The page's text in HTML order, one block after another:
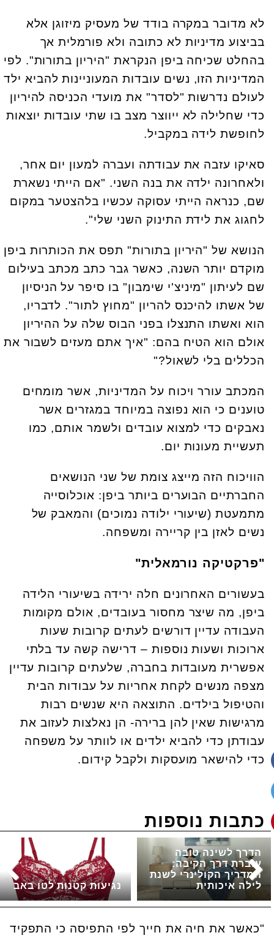
לא מדובר במקרה בודד של מעסיק מיזוגן אלא
בביצוע מדיניות לא כתובה ולא פורמלית אך
בהחלט שכיחה ביפן הנקראת "היריון בתורות". לפי
המדיניות הזו, נשים עובדות המעוניינות להביא ילד
לעולם נדרשות "לסדר" את מועדי הכניסה להיריון
כדי שחלילה לא ייווצר מצב בו שתי עובדות יוצאות
לחופשת לידה במקביל.
סאיקו עזבה את עבודתה ועברה למעון יום אחר,
ולאחרונה ילדה את בנה השני. "אם הייתי נשארת
שם, כנראה הייתי עסוקה עכשיו בלהצטער במקום
לחגוג את לידת התינוק השני שלי".
הנושא של "היריון בתורות" תפס את הכותרות ביפן
מוקדם יותר השנה, כאשר גבר כתב מכתב בעילום
שם לעיתון "מיניצ'י שימבון" בו סיפר על הניסיון
של אשתו להיכנס להריון "מחוץ לתור". לדבריו,
הוא ואשתו התנצלו בפני הבוס שלה על ההיריון
אולם הוא הטיח בהם: "איך אתם מעזים לשבור את
הכללים בלי לשאול?"
המכתב עורר ויכוח על המדיניות, אשר מומחים
טוענים כי הוא נפוצה במיוחד במגזרים אשר
נאבקים כדי למצוא עובדים ולשמר אותם, כמו
תעשיית מעונות יום.
הוויכוח הזה מייצג צומת של שני הנושאים
החברתיים הבוערים ביותר ביפן: אוכלוסייה
מתמעטת (שיעורי ילודה נמוכים) והמאבק של
נשים לאזן בין קריירה ומשפחה.
"פרקטיקה נורמאלית"
בעשורים האחרונים חלה ירידה בשיעורי הלידה
ביפן, מה שיצר מחסור בעובדים, אולם מקומות
העבודה עדיין דורשים לעתים קרובות שעות
ארוכות ושעות נוספות – דרישה קשה עד בלתי
אפשרית מעובדות בחברה, שלעתים קרובות עדיין
מצפה מנשים לקחת אחריות על עבודות הבית
והטיפול בילדים. התוצאה היא שנשים רבות
מרגישות שאין להן ברירה- הן נאלצות לעזוב את
עבודתן כדי להביא ילדים או לוותר על משפחה
כדי להישאר מועסקות ולקבל קידום.
כתבות נוספות
נגיעות קטנות לטו באב
הדרך לשינה טובה
עוברת דרך הקיבה:
המדריך הקולינרי לשנת
לילה איכותית
"כאשר את חיה את חייך לפי התפיסה כי התפקיד